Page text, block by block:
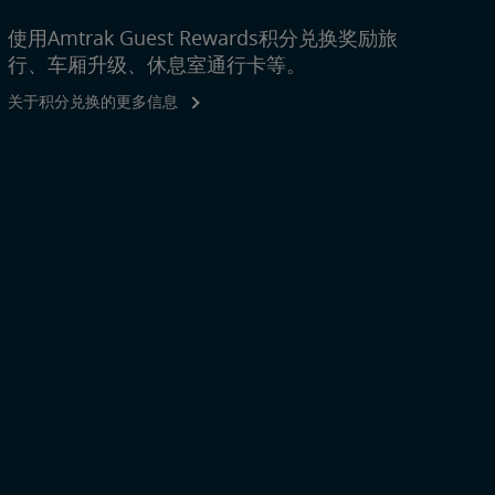
使用Amtrak Guest Rewards积分兑换奖励旅
行、车厢升级、休息室通行卡等。
关于积分兑换的更多信息